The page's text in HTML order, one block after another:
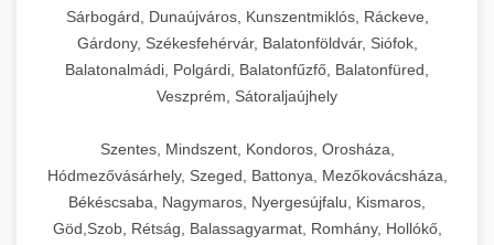
Sárbogárd, Dunaújváros, Kunszentmiklós, Ráckeve,
Gárdony, Székesfehérvár, Balatonföldvár, Siófok,
Balatonalmádi, Polgárdi, Balatonfűzfő, Balatonfüred,
Veszprém, Sátoraljaújhely
Szentes, Mindszent, Kondoros, Orosháza,
Hódmezővásárhely, Szeged, Battonya, Mezőkovácsháza,
Békéscsaba, Nagymaros, Nyergesújfalu, Kismaros,
Göd,Szob, Rétság, Balassagyarmat, Romhány, Hollókő,